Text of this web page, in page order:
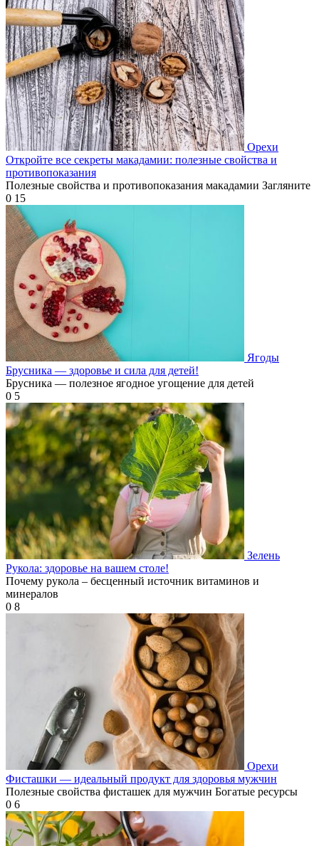
Орехи
Откройте все секреты макадамии: полезные свойства и
противопоказания
Полезные свойства и противопоказания макадамии Загляните
0 15
Ягоды
Брусника — здоровье и сила для детей!
Брусника — полезное ягодное угощение для детей
0 5
Зелень
Рукола: здоровье на вашем столе!
Почему рукола – бесценный источник витаминов и
минералов
0 8
Орехи
Фисташки — идеальный продукт для здоровья мужчин
Полезные свойства фисташек для мужчин Богатые ресурсы
0 6